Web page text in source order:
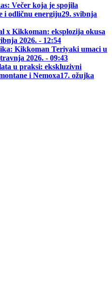
Večer koja je spojila
i odličnu energiju29. svibnja
x Kikkoman: eksplozija okusa
2026. - 12:54
Kikkoman Teriyaki umaci u
2026. - 09:43
u praksi: ekskluzivni
i Nemoxa17. ožujka